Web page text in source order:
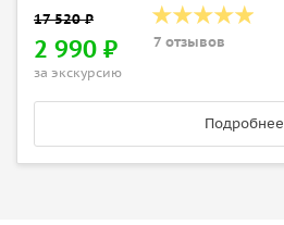
2 990 ₽
за экскурсию
7 отзывов
Подробнее